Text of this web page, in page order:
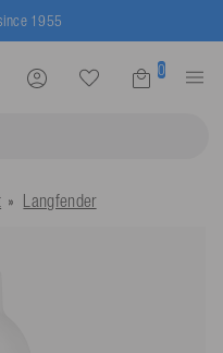
1955
0
Langfender